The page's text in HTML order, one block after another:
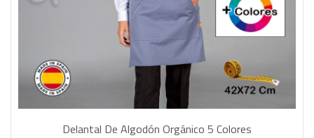
Delantal De Algodón Orgánico 5 Colores